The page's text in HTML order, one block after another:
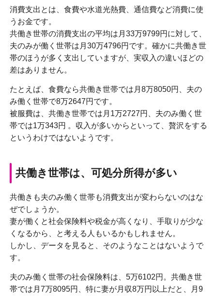
消費支出とは、食費や水道光熱費、通信費など消費に使
うお金です。
共働き世帯の消費支出の平均は月33万9799円に対して、
夫のみが働く世帯は月30万4796円です。確かに共働き世
帯のほうが多く支出していますが、実収入の違いほどの
差はありません。
たとえば、食費なら共働き世帯では月8万8050円、夫の
み働く世帯で8万2647円です。
被服費は、共働き世帯では月1万2727円、夫のみ働く世
帯では1万343円 。収入が多いからといって、贅沢をする
というわけではないようです。
共働き世帯は、可処分所得が多い
共働きも夫のみ働く世帯も消費支出が変わらないのはな
ぜでしょうか。
妻が働くと社会保険料や税金が高くなり、手取りが少な
くなるから、と考える人もいるかもしれません。
しかし、データを見ると、そのようなことはないようで
す。
夫のみ働く世帯の社会保険料は、5万6102円。共働き世
帯では月7万8095円、特に妻が月収8万円以上だと、月9